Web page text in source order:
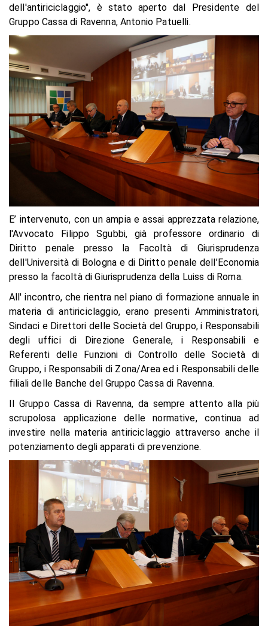
dell'antiriciclaggio", è stato aperto dal Presidente del
Gruppo Cassa di Ravenna, Antonio Patuelli.
E’ intervenuto, con un ampia e assai apprezzata relazione,
l'Avvocato Filippo Sgubbi, già professore ordinario di
Diritto penale presso la Facoltà di Giurisprudenza
dell'Università di Bologna e di Diritto penale dell’Economia
presso la facoltà di Giurisprudenza della Luiss di Roma.
All' incontro, che rientra nel piano di formazione annuale in
materia di antiriciclaggio, erano presenti Amministratori,
Sindaci e Direttori delle Società del Gruppo, i Responsabili
degli uffici di Direzione Generale, i Responsabili e
Referenti delle Funzioni di Controllo delle Società di
Gruppo, i Responsabili di Zona/Area ed i Responsabili delle
filiali delle Banche del Gruppo Cassa di Ravenna.
Il Gruppo Cassa di Ravenna, da sempre attento alla più
scrupolosa applicazione delle normative, continua ad
investire nella materia antiriciclaggio attraverso anche il
potenziamento degli apparati di prevenzione.